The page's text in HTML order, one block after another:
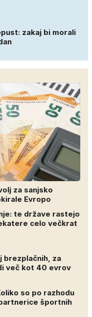
zakaj bi morali
za sanjsko
Evropo
te države rastejo
celo večkrat
brezplačnih, za
več kot 40 evrov
so po razhodu
športnih